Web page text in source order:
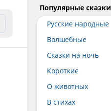
Популярные сказки
Русские народные
Волшебные
Сказки на ночь
Короткие
О животных
В стихах